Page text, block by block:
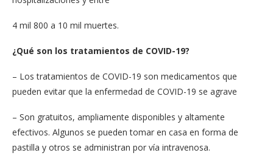
4 mil 800 a 10 mil muertes.
¿Qué son los tratamientos de COVID-19?
– Los tratamientos de COVID-19 son medicamentos que
pueden evitar que la enfermedad de COVID-19 se agrave
– Son gratuitos, ampliamente disponibles y altamente
efectivos. Algunos se pueden tomar en casa en forma de
pastilla y otros se administran por vía intravenosa.